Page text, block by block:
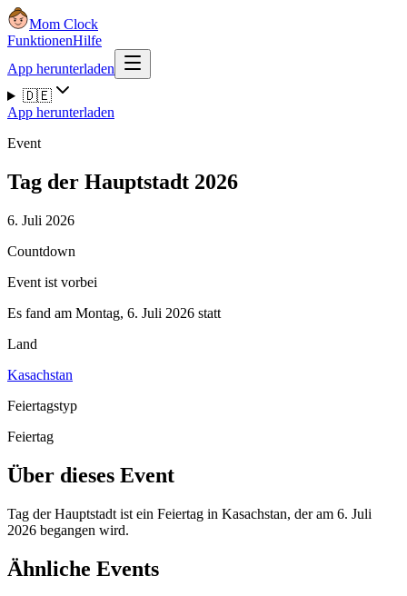
Mom Clock
FunktionenHilfe
App herunterladen
🇩🇪
App herunterladen
Event
Tag der Hauptstadt 2026
6. Juli 2026
Countdown
Event ist vorbei
Es fand am Montag, 6. Juli 2026 statt
Land
Kasachstan
Feiertagstyp
Feiertag
Über dieses Event
Tag der Hauptstadt ist ein Feiertag in Kasachstan, der am 6. Juli
2026 begangen wird.
Ähnliche Events